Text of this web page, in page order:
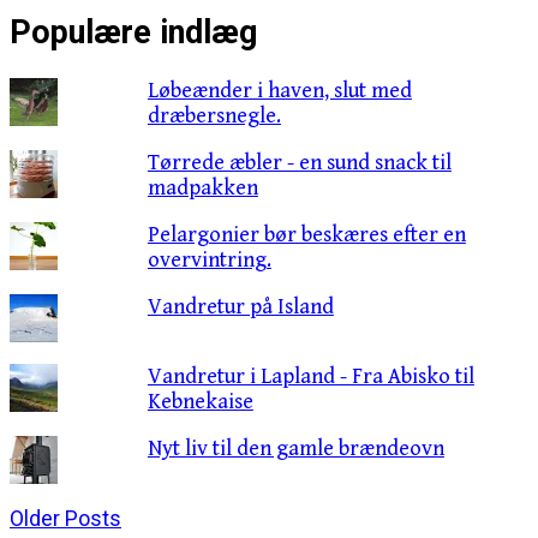
Populære indlæg
Løbeænder i haven, slut med
dræbersnegle.
Tørrede æbler - en sund snack til
madpakken
Pelargonier bør beskæres efter en
overvintring.
Vandretur på Island
Vandretur i Lapland - Fra Abisko til
Kebnekaise
Nyt liv til den gamle brændeovn
Posts
Older Posts